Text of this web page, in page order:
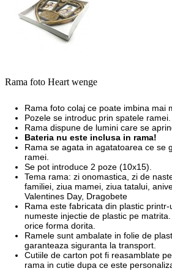
Rama foto Heart wenge
Rama foto colaj ce poate imbina mai
Pozele se introduc prin spatele ramei.
Rama dispune de lumini care se
Bateria nu este inclusa in rama!
Rama se agata in agatatoarea ce se
ramei.
Se pot introduce 2 poze (10x15).
Tema rama: zi onomastica, zi de
familiei, ziua mamei, ziua tatalui,
Valentines Day, Dragobete
Rama este fabricata din plastic
numeste injectie de plastic pe
orice forma dorita.
Ramele sunt ambalate in folie de
garanteaza siguranta la transport.
Cutiile de carton pot fi reasamblate
rama in cutie dupa ce este